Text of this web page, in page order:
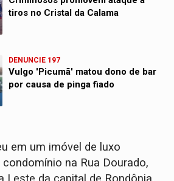
tiros no Cristal da Calama
DENUNCIE 197
Vulgo 'Picumã' matou dono de bar
por causa de pinga fiado
em um imóvel de luxo
na Rua Dourado,